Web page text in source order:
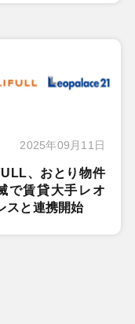
2025年09月11日
、おとり物件
で賃貸大手レオ
スと連携開始